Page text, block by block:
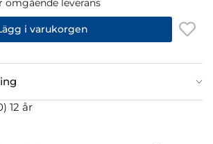
omgående leverans
i varukorgen
12 år